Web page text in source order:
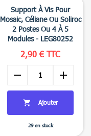
Support À Vis Pour
Mosaic, Céliane Ou Soliroc
2 Postes Ou 4 À 5
Modules - LEG80252
2,90 € TTC
remove add
 Ajouter
29 en stock